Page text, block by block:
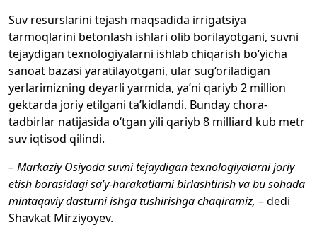
Suv resurslarini tejash maqsadida irrigatsiya
tarmoqlarini betonlash ishlari olib borilayotgani, suvni
tejaydigan texnologiyalarni ishlab chiqarish bo‘yicha
sanoat bazasi yaratilayotgani, ular sug‘oriladigan
yerlarimizning deyarli yarmida, ya’ni qariyb 2 million
gektarda joriy etilgani ta’kidlandi. Bunday chora-
tadbirlar natijasida o‘tgan yili qariyb 8 milliard kub metr
suv iqtisod qilindi.
– Markaziy Osiyoda suvni tejaydigan texnologiyalarni joriy
etish borasidagi sa’y-harakatlarni birlashtirish va bu sohada
mintaqaviy dasturni ishga tushirishga chaqiramiz, – dedi
Shavkat Mirziyoyev.